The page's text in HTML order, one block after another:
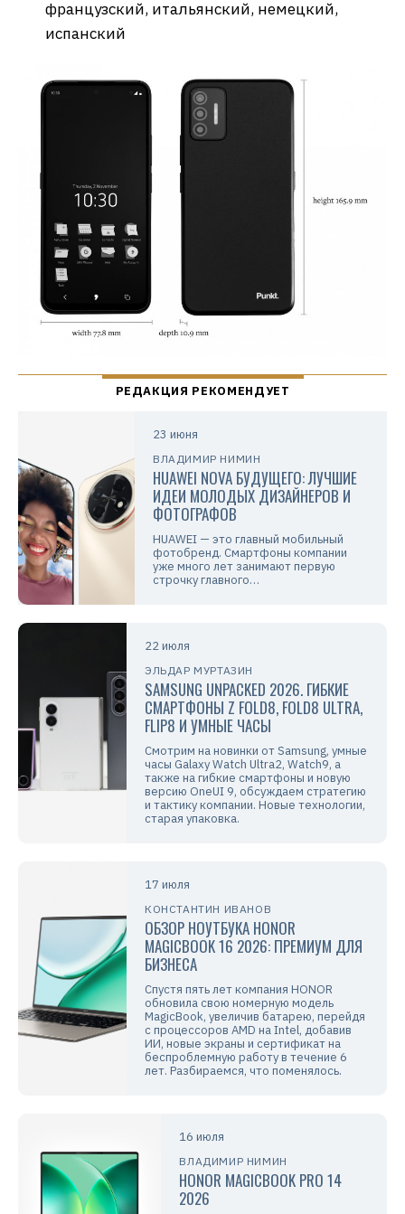
французский, итальянский, немецкий,
испанский
23 июня
ВЛАДИМИР НИМИН
HUAWEI NOVA БУДУЩЕГО: ЛУЧШИЕ
ИДЕИ МОЛОДЫХ ДИЗАЙНЕРОВ И
ФОТОГРАФОВ
HUAWEI — это главный мобильный
фотобренд. Смартфоны компании
уже много лет занимают первую
строчку главного…
22 июля
ЭЛЬДАР МУРТАЗИН
SAMSUNG UNPACKED 2026. ГИБКИЕ
СМАРТФОНЫ Z FOLD8, FOLD8 ULTRA,
FLIP8 И УМНЫЕ ЧАСЫ
Смотрим на новинки от Samsung, умные
часы Galaxy Watch Ultra2, Watch9, а
также на гибкие смартфоны и новую
версию OneUI 9, обсуждаем стратегию
и тактику компании. Новые технологии,
старая упаковка.
17 июля
КОНСТАНТИН ИВАНОВ
ОБЗОР НОУТБУКА HONOR
MAGICBOOK 16 2026: ПРЕМИУМ ДЛЯ
БИЗНЕСА
Спустя пять лет компания HONOR
обновила свою номерную модель
MagicBook, увеличив батарею, перейдя
с процессоров AMD на Intel, добавив
ИИ, новые экраны и сертификат на
беспроблемную работу в течение 6
лет. Разбираемся, что поменялось.
16 июля
ВЛАДИМИР НИМИН
HONOR MAGICBOOK PRO 14
2026